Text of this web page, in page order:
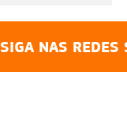
SIGA NAS REDES